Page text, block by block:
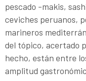
pescado -makis,
ceviches peruanos,
marineros
del tópico, acertado
hecho, están entre
amplitud